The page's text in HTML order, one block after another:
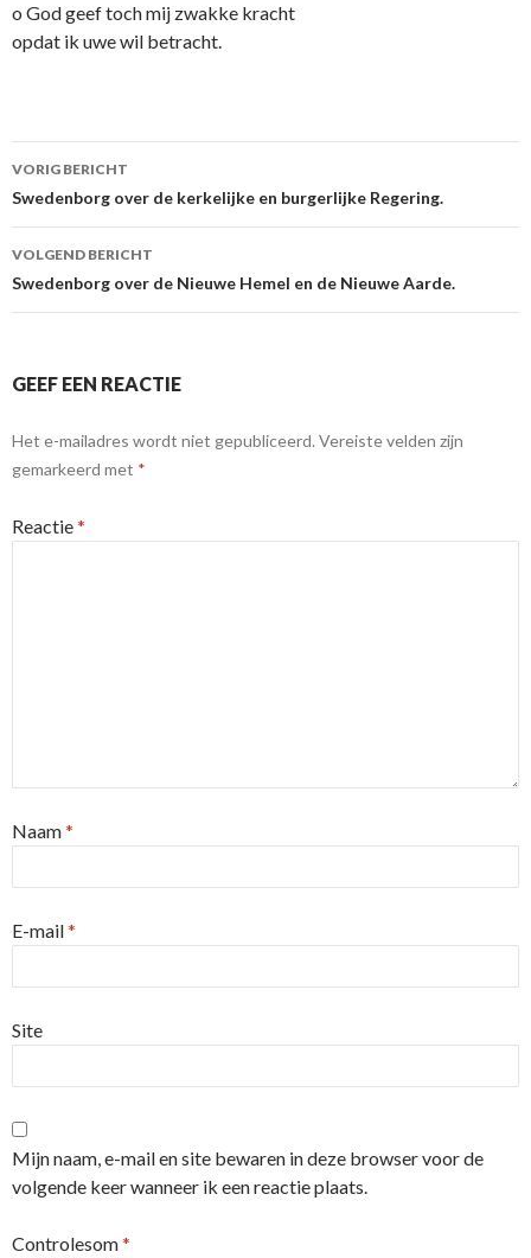
o God geef toch mij zwakke kracht
opdat ik uwe wil betracht.
Berichtnavigatie
VORIG BERICHT
Swedenborg over de kerkelijke en burgerlijke Regering.
VOLGEND BERICHT
Swedenborg over de Nieuwe Hemel en de Nieuwe Aarde.
GEEF EEN REACTIE
Het e-mailadres wordt niet gepubliceerd. Vereiste velden zijn
gemarkeerd met *
Reactie*
Naam*
E-mail*
Site
Mijn naam, e-mail en site bewaren in deze browser voor de
volgende keer wanneer ik een reactie plaats.
Controlesom*